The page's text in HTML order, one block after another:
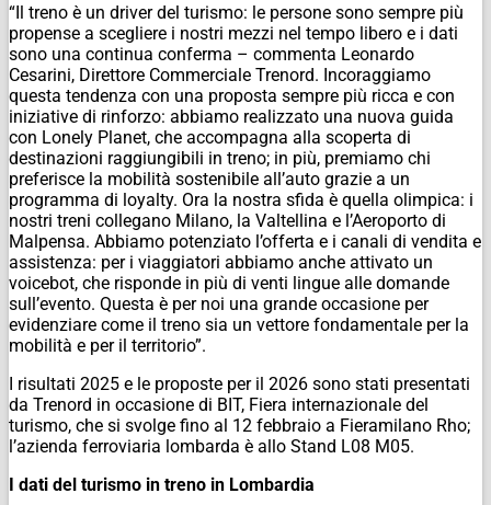
“Il treno è un driver del turismo: le persone sono sempre più
propense a scegliere i nostri mezzi nel tempo libero e i dati
sono una continua conferma – commenta Leonardo
Cesarini, Direttore Commerciale Trenord. Incoraggiamo
questa tendenza con una proposta sempre più ricca e con
iniziative di rinforzo: abbiamo realizzato una nuova guida
con Lonely Planet, che accompagna alla scoperta di
destinazioni raggiungibili in treno; in più, premiamo chi
preferisce la mobilità sostenibile all’auto grazie a un
programma di loyalty. Ora la nostra sfida è quella olimpica: i
nostri treni collegano Milano, la Valtellina e l’Aeroporto di
Malpensa. Abbiamo potenziato l’offerta e i canali di vendita e
assistenza: per i viaggiatori abbiamo anche attivato un
voicebot, che risponde in più di venti lingue alle domande
sull’evento. Questa è per noi una grande occasione per
evidenziare come il treno sia un vettore fondamentale per la
mobilità e per il territorio”.
I risultati 2025 e le proposte per il 2026 sono stati presentati
da Trenord in occasione di BIT, Fiera internazionale del
turismo, che si svolge fino al 12 febbraio a Fieramilano Rho;
l’azienda ferroviaria lombarda è allo Stand L08 M05.
I dati del turismo in treno in Lombardia